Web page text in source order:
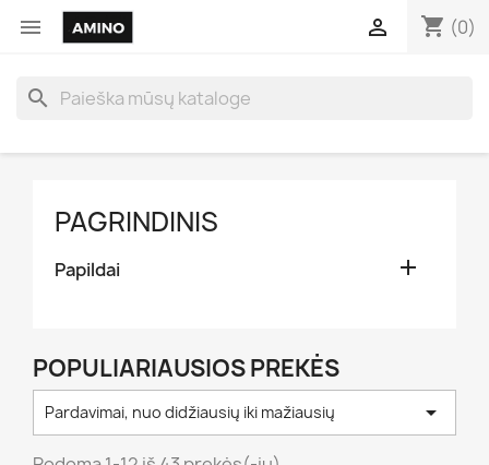
 shopping_cart (0)

search
PAGRINDINIS
Papildai 
POPULIARIAUSIOS PREKĖS
Pardavimai, nuo didžiausių iki mažiausių 